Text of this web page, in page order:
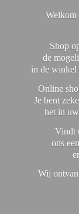
Welkom
Shop
de
in de winkel
Online
Je bent
het in
Vindt
ons
Wij